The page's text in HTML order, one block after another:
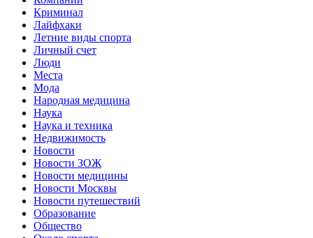
Криминал
Лайфхаки
Летние виды спорта
Личный счет
Люди
Места
Мода
Народная медицина
Наука
Наука и техника
Недвижимость
Новости
Новости ЗОЖ
Новости медицины
Новости Москвы
Новости путешествий
Образование
Общество